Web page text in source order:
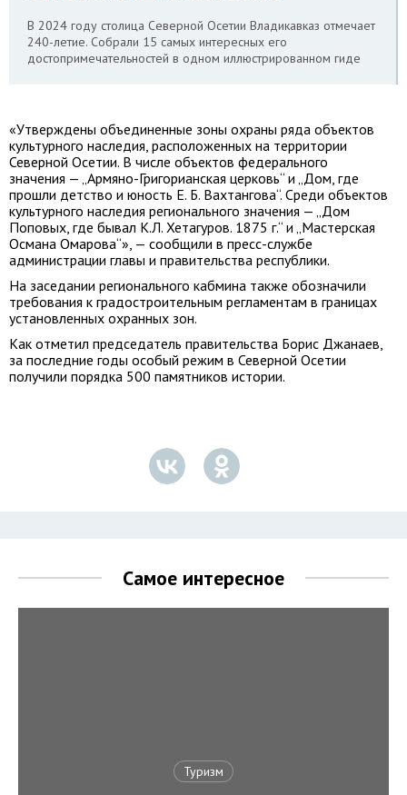
В 2024 году столица Северной Осетии Владикавказ отмечает
240-летие. Собрали 15 самых интересных его
достопримечательностей в одном иллюстрированном гиде
«Утверждены объединенные зоны охраны ряда объектов
культурного наследия, расположенных на территории
Северной Осетии. В числе объектов федерального
значения — „Армяно-Григорианская церковь“ и „Дом, где
прошли детство и юность Е. Б. Вахтангова“. Среди объектов
культурного наследия регионального значения — „Дом
Поповых, где бывал К.Л. Хетагуров. 1875 г.“ и „Мастерская
Османа Омарова“», — сообщили в пресс-службе
администрации главы и правительства республики.
На заседании регионального кабмина также обозначили
требования к градостроительным регламентам в границах
установленных охранных зон.
Как отметил председатель правительства Борис Джанаев,
за последние годы особый режим в Северной Осетии
получили порядка 500 памятников истории.
Самое интересное
Туризм